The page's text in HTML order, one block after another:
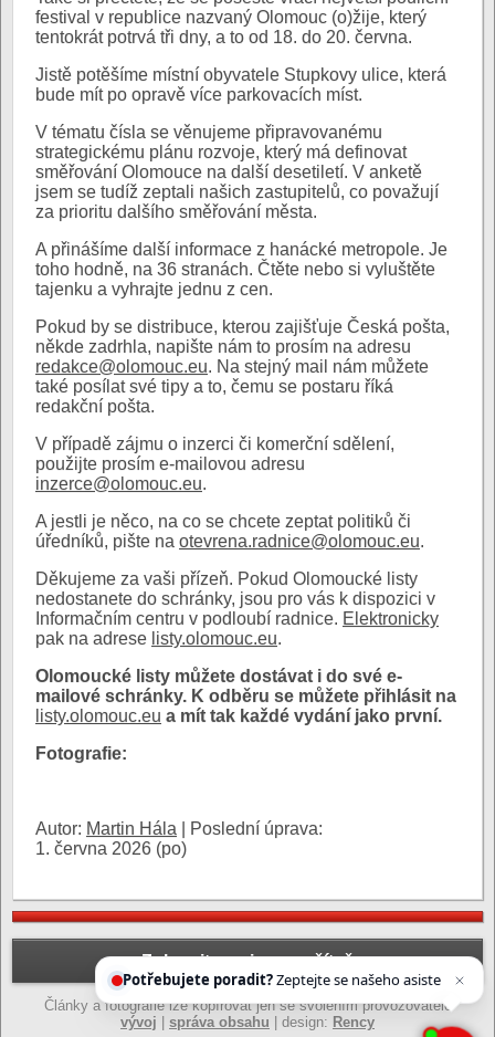
festival v republice nazvaný Olomouc (o)žije, který
tentokrát potrvá tři dny, a to od 18. do 20. června.
Jistě potěšíme místní obyvatele Stupkovy ulice, která
bude mít po opravě více parkovacích míst.
V tématu čísla se věnujeme připravovanému
strategickému plánu rozvoje, který má definovat
směřování Olomouce na další desetiletí. V anketě
jsem se tudíž zeptali našich zastupitelů, co považují
za prioritu dalšího směřování města.
A přinášíme další informace z hanácké metropole. Je
toho hodně, na 36 stranách. Čtěte nebo si vyluštěte
tajenku a vyhrajte jednu z cen.
Pokud by se distribuce, kterou zajišťuje Česká pošta,
někde zadrhla, napište nám to prosím na adresu
redakce@olomouc.eu. Na stejný mail nám můžete
také posílat své tipy a to, čemu se postaru říká
redakční pošta.
V případě zájmu o inzerci či komerční sdělení,
použijte prosím e-mailovou adresu
inzerce@olomouc.eu.
A jestli je něco, na co se chcete zeptat politiků či
úředníků, pište na otevrena.radnice@olomouc.eu.
Děkujeme za vaši přízeň. Pokud Olomoucké listy
nedostanete do schránky, jsou pro vás k dispozici v
Informačním centru v podloubí radnice. Elektronicky
pak na adrese listy.olomouc.eu.
Olomoucké listy můžete dostávat i do své e-
mailové schránky. K odběru se můžete přihlásit na
listy.olomouc.eu a mít tak každé vydání jako první.
Fotografie:
Autor: Martin Hála
Poslední úprava:
1. června 2026 (po)
Zobrazit verzi pro počítač
Články a fotografie lze kopírovat jen se svolením provozovatele
vývoj
správa obsahu | design: Rency
Potřebujete poradit?Zeptejte se našeho asistenta